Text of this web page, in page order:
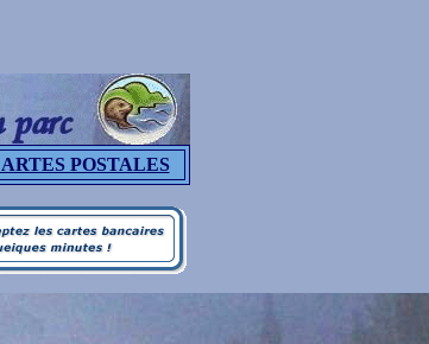
POSTALES